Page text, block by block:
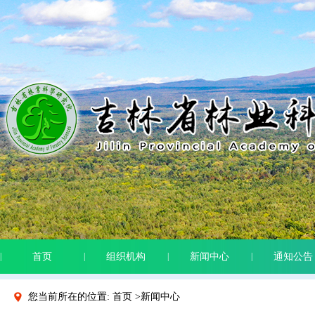
首页 组织机构 新闻中心 通知公告
您当前所在的位置: 首页 >新闻中心